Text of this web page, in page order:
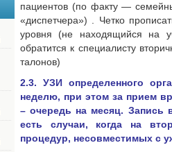
пациентов (по факту —
«диспетчера») . Четко
уровня (не находящийся на
обратится к специалисту
талонов)
2.3. УЗИ определенного
неделю, при этом за прием
– очередь на месяц. Запись
есть случаи, когда на
процедур, несовместимых с